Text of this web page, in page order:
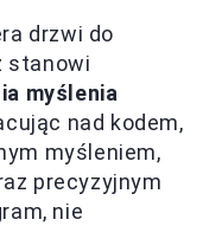
drzwi do
stanowi
myślenia
nad kodem,
myśleniem,
precyzyjnym
nie